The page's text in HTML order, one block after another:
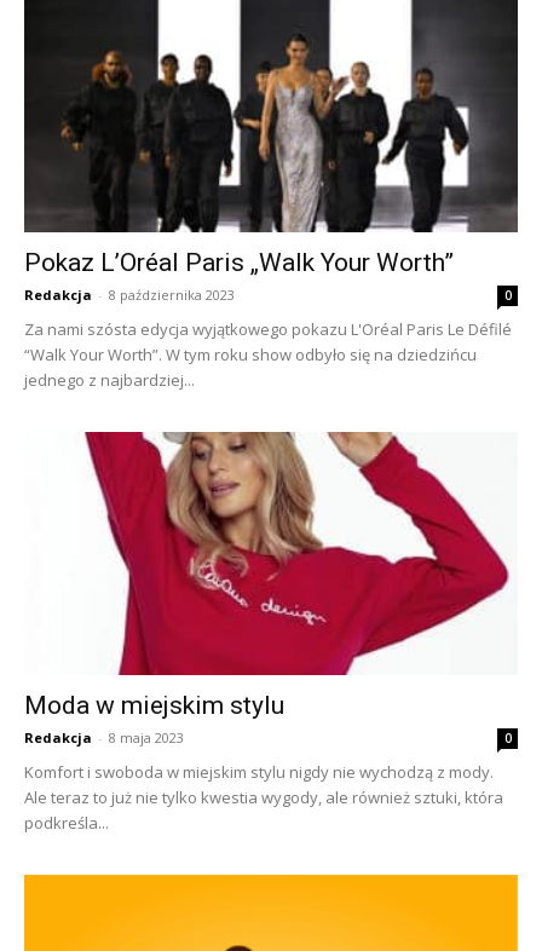
Pokaz L’Oréal Paris „Walk Your Worth”
Redakcja - 8 października 2023 0
Za nami szósta edycja wyjątkowego pokazu L'Oréal Paris Le Défilé
“Walk Your Worth”. W tym roku show odbyło się na dziedzińcu
jednego z najbardziej...
Moda w miejskim stylu
Redakcja - 8 maja 2023 0
Komfort i swoboda w miejskim stylu nigdy nie wychodzą z mody.
Ale teraz to już nie tylko kwestia wygody, ale również sztuki, która
podkreśla...